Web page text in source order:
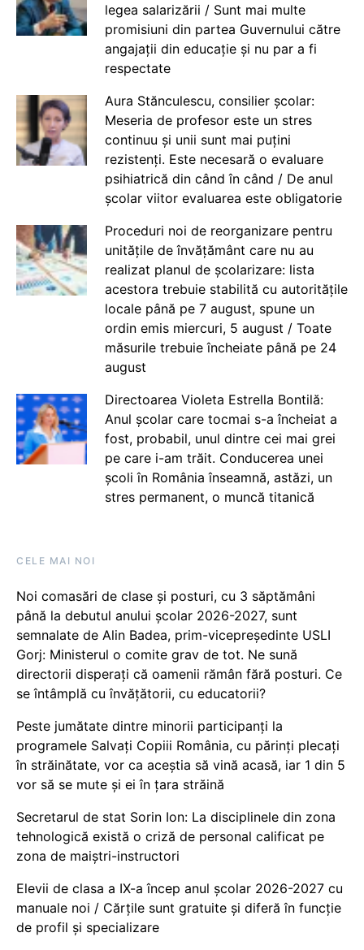
legea salarizării / Sunt mai multe
promisiuni din partea Guvernului către
angajații din educație și nu par a fi
respectate
Aura Stănculescu, consilier școlar:
Meseria de profesor este un stres
continuu și unii sunt mai puțini
rezistenți. Este necesară o evaluare
psihiatrică din când în când / De anul
școlar viitor evaluarea este obligatorie
Proceduri noi de reorganizare pentru
unitățile de învățământ care nu au
realizat planul de școlarizare: lista
acestora trebuie stabilită cu autoritățile
locale până pe 7 august, spune un
ordin emis miercuri, 5 august / Toate
măsurile trebuie încheiate până pe 24
august
Directoarea Violeta Estrella Bontilă:
Anul școlar care tocmai s-a încheiat a
fost, probabil, unul dintre cei mai grei
pe care i-am trăit. Conducerea unei
școli în România înseamnă, astăzi, un
stres permanent, o muncă titanică
CELE MAI NOI
Noi comasări de clase și posturi, cu 3 săptămâni
până la debutul anului școlar 2026-2027, sunt
semnalate de Alin Badea, prim-vicepreședinte USLI
Gorj: Ministerul o comite grav de tot. Ne sună
directorii disperați că oamenii rămân fără posturi. Ce
se întâmplă cu învățătorii, cu educatorii?
Peste jumătate dintre minorii participanți la
programele Salvați Copiii România, cu părinți plecați
în străinătate, vor ca aceștia să vină acasă, iar 1 din 5
vor să se mute și ei în țara străină
Secretarul de stat Sorin Ion: La disciplinele din zona
tehnologică există o criză de personal calificat pe
zona de maiștri-instructori
Elevii de clasa a IX-a încep anul școlar 2026-2027 cu
manuale noi / Cărțile sunt gratuite și diferă în funcție
de profil și specializare